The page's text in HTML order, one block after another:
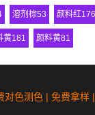
溶剂棕53 颜料红176
黄181 颜料黄81
对色测色 | 免费拿样